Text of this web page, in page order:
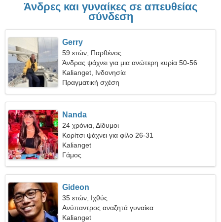
Άνδρες και γυναίκες σε απευθείας
σύνδεση
Gerry
59 ετών, Παρθένος
Άνδρας ψάχνει για μια ανώτερη κυρία 50-56
Kalianget, Ινδονησία
Πραγματική σχέση
Nanda
24 χρόνια, Δίδυμοι
Κορίτσι ψάχνει για φίλο 26-31
Kalianget
Γάμος
Gideon
35 ετών, Ιχθύς
Ανύπαντρος αναζητά γυναίκα
Kalianget